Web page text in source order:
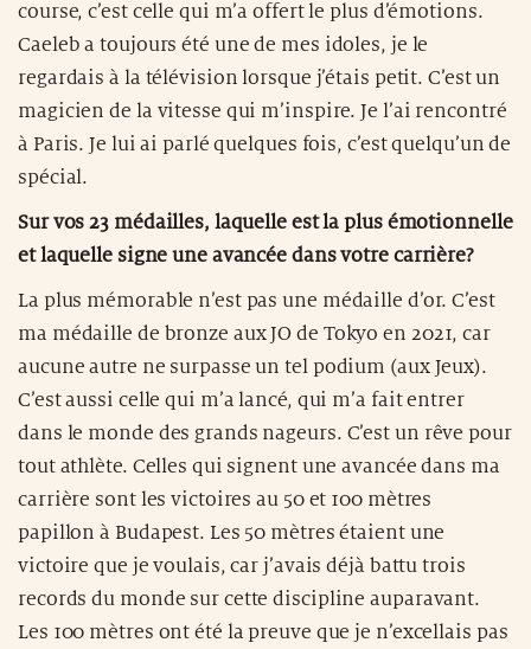
course, c’est celle qui m’a offert le plus d’émotions.
Caeleb a toujours été une de mes idoles, je le
regardais à la télévision lorsque j’étais petit. C’est un
magicien de la vitesse qui m’inspire. Je l’ai rencontré
à Paris. Je lui ai parlé quelques fois, c’est quelqu’un de
spécial.
Sur vos 23 médailles, laquelle est la plus émotionnelle
et laquelle signe une avancée dans votre carrière?
La plus mémorable n’est pas une médaille d’or. C’est
ma médaille de bronze aux JO de Tokyo en 2021, car
aucune autre ne surpasse un tel podium (aux Jeux).
C’est aussi celle qui m’a lancé, qui m’a fait entrer
dans le monde des grands nageurs. C’est un rêve pour
tout athlète. Celles qui signent une avancée dans ma
carrière sont les victoires au 50 et 100 mètres
papillon à Budapest. Les 50 mètres étaient une
victoire que je voulais, car j’avais déjà battu trois
records du monde sur cette discipline auparavant.
Les 100 mètres ont été la preuve que je n’excellais pas